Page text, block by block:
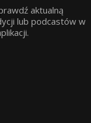
aktualną
lub podcastów w